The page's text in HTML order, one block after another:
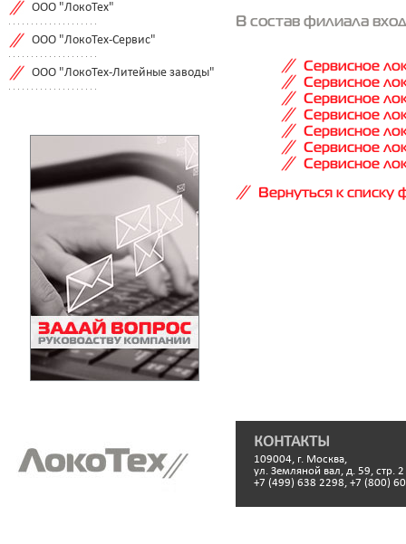
ООО "ЛокоТех"
ООО "ЛокоТех-Сервис"
ООО "ЛокоТех-Литейные заводы"
В состав филиала
Сервисное
Сервисное
Сервисное
Сервисное
Сервисное
Сервисное
Сервисное
Вернуться к списку
КОНТАКТЫ
109004, г. Москва,
ул. Земляной вал, д. 59, стр. 2
+7 (499) 638 2298, +7 (800)